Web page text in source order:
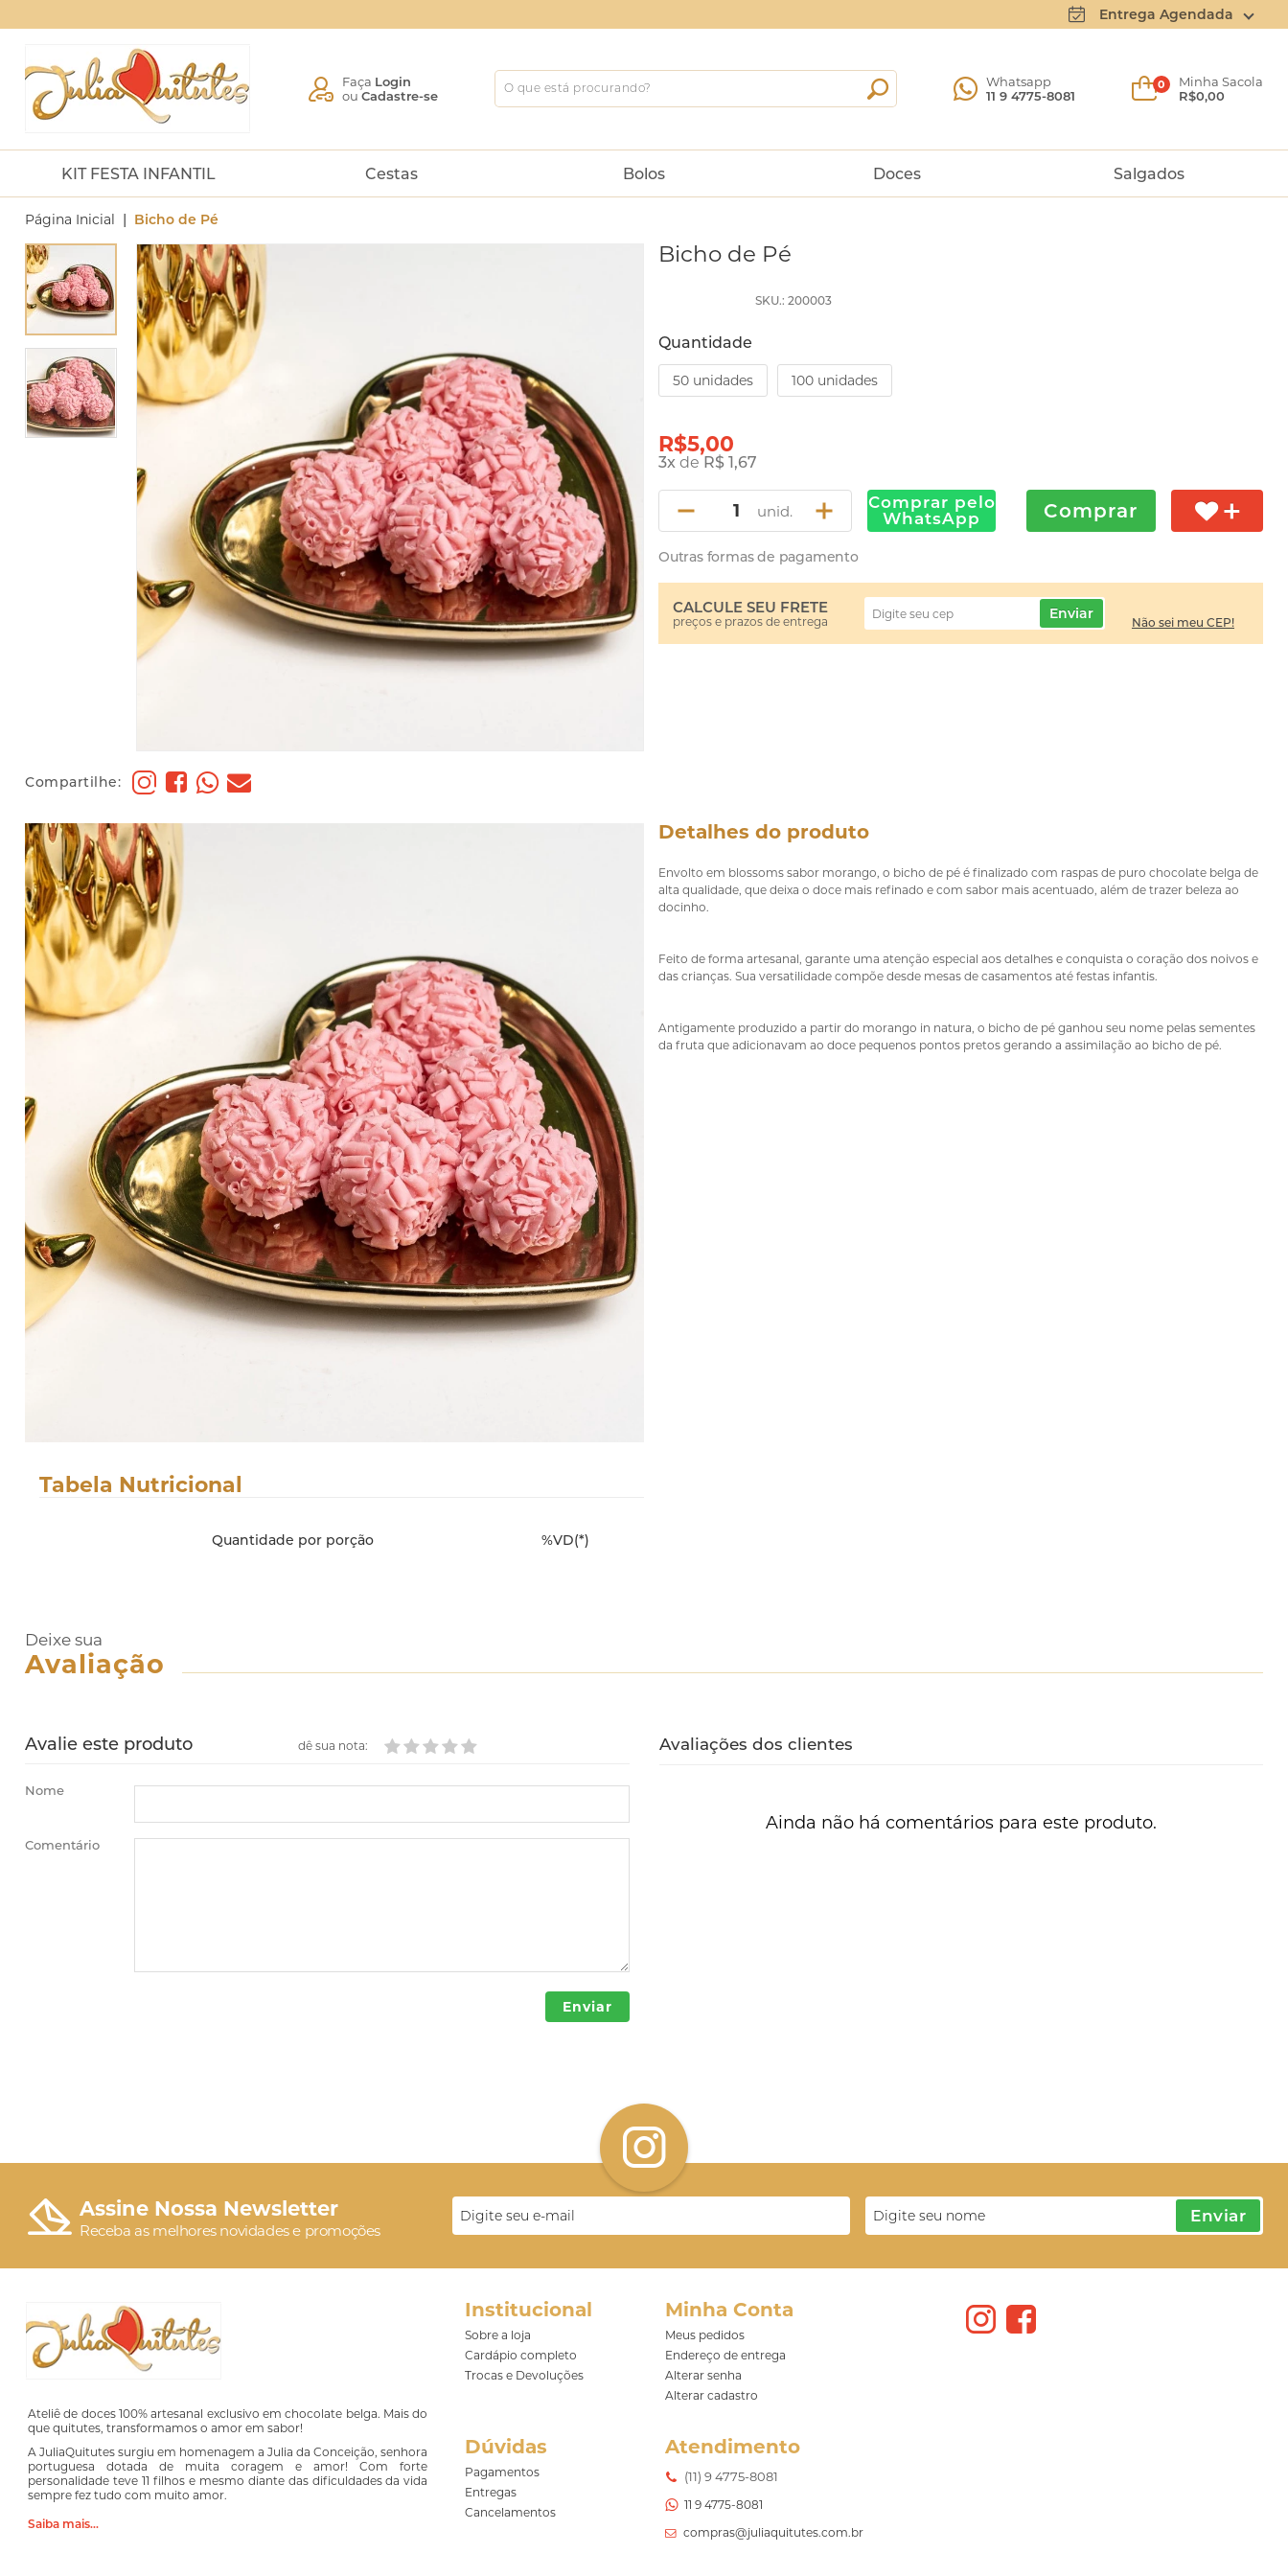
Entrega Agendada
Faça Login
ouCadastre-se
Whatsapp
11 9 4775-8081
0
Minha Sacola
R$0,00
KIT FESTA INFANTIL Cestas Bolos Doces Salgados
Página Inicial | Bicho de Pé
Compartilhe:
Bicho de Pé
SKU.: 200003
Quantidade
50 unidades 100 unidades
R$5,00
3x de R$ 1,67
unid.
Comprar pelo
WhatsApp
Comprar
Outras formas de pagamento
CALCULE SEU FRETE
preços e prazos de entrega Enviar
Não sei meu CEP!
Detalhes do produto
Envolto em blossoms sabor morango, o bicho de pé é finalizado com raspas de puro chocolate belga de
alta qualidade, que deixa o doce mais refinado e com sabor mais acentuado, além de trazer beleza ao
docinho.
Feito de forma artesanal, garante uma atenção especial aos detalhes e conquista o coração dos noivos e
das crianças. Sua versatilidade compõe desde mesas de casamentos até festas infantis.
Antigamente produzido a partir do morango in natura, o bicho de pé ganhou seu nome pelas sementes
da fruta que adicionavam ao doce pequenos pontos pretos gerando a assimilação ao bicho de pé.
Tabela Nutricional
Quantidade por porção %VD(*)
Deixe sua
Avaliação
Avalie este produto dê sua nota:
Nome
Comentário
Enviar
Avaliações dos clientes
Ainda não há comentários para este produto.
Assine Nossa Newsletter
Receba as melhores novidades e promoções
Enviar
Ateliê de doces 100% artesanal exclusivo em chocolate belga. Mais do
que quitutes, transformamos o amor em sabor!
A JuliaQuitutes surgiu em homenagem a Julia da Conceição, senhora
portuguesa dotada de muita coragem e amor! Com forte
personalidade teve 11 filhos e mesmo diante das dificuldades da vida
sempre fez tudo com muito amor.
Saiba mais...
Institucional
Sobre a loja
Cardápio completo
Trocas e Devoluções
Minha Conta
Meus pedidos
Endereço de entrega
Alterar senha
Alterar cadastro
Dúvidas
Pagamentos
Entregas
Cancelamentos
Atendimento
(11) 9 4775-8081
11 9 4775-8081
compras@juliaquitutes.com.br